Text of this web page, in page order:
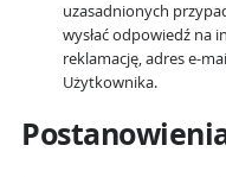
uzasadnionych
wysłać odpowiedź na
reklamację, adres e-
Użytkownika.